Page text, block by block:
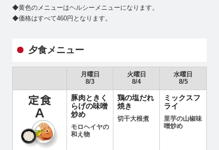
◆黄色のメニューはヘルシーメニューになります。
◆価格はすべて460円となります。
夕食メニュー
月曜日
8/3
火曜日
8/4
水曜日
8/5
豚肉ときく
らげの味噌
炒め
モロヘイヤの
和え物
鶏の塩だれ
焼き
切干大根煮
ミックスフ
ライ
里芋の山椒味
噌炒め